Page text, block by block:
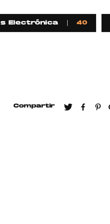
Electrónica 40
Compartir